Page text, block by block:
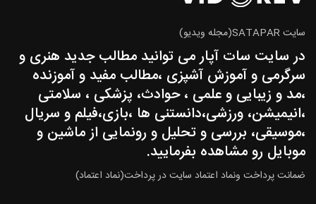
سایت SATAPAR(مجله ویدیو)
در سایت سات آپار می توانید مطالب جدید هنری و
سرگرمی و آموزش آشپزی ،مطالب مفید و آموزنده
،مد و زیبایی و علمی ، حوادث، پزشکی ، سلامتی
،انیمیشن، ورزشی،دانستنی ها ،بازی،فیلم و سریال
،موسیقی، بررسی و تحلیل و رونمایی از ماشین و
موبایل رو مشاهده بفرمایید.
ضمانت پرداخت ونماد اعتماد سایت در پرداخت(نماد اعتماد)